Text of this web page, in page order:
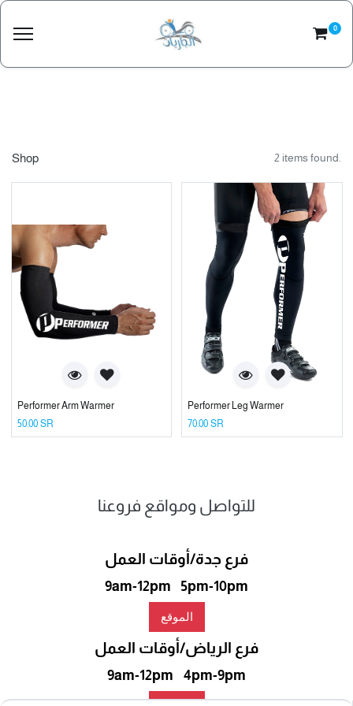
0
Shop 2 items found.
Performer Arm Warmer
50.00SR
Performer Leg Warmer
70.00 SR
للتواصل ومواقع فروعنا
فرع جدة/أوقات العمل
9am-12pm 5pm-10pm
الموقع
فرع الرياض/أوقات العمل
9am-12pm 4pm-9pm